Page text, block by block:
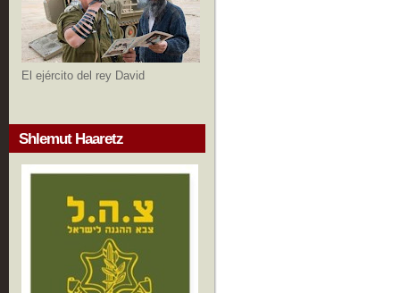
El ejército del rey David
Shlemut Haaretz